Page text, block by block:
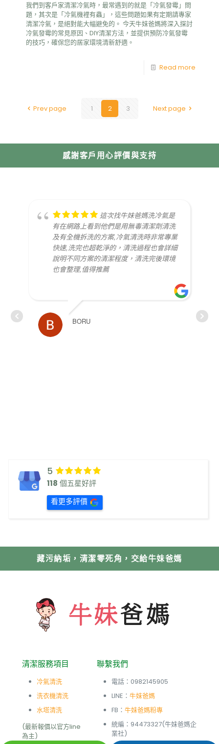
我們到客戶家清潔冷氣時，最常遇到的就是「冷氣發霉」問
題，其次是「冷氣機裡有蟲」，這些問題如果有定期請專家
清潔冷氣，是絕對能大幅避免的。 今天牛妹爸媽將深入探討
冷氣發霉的常見原因、DIY清潔方法，並提供預防冷氣發霉
的技巧，確保您的居家環境清新舒適。
Read more
Prev page 1 2 3 Next page
感謝客戶用心評價與支持
這次找牛妹爸媽洗冷氣是
有在網路上看到他們是用無毒清潔劑清洗
及有全機拆洗的方案,冷氣清洗時非常專業
快速,洗完也超乾淨的，清洗過程也會詳細
說明不同方案的清潔程度，清洗完後環境
也會整理,值得推薦
BORU
5
118 個五星好評
看更多評價
藏污納垢，清潔零死角，交給牛妹爸媽
清潔服務項目
冷氣清洗
洗衣機清洗
水塔清洗
(最新報價以官方line
為主)
聯繫我們
電話： 0982145905
LINE： 牛妹爸媽
FB： 牛妹爸媽粉專
統編：94473327(牛妹爸媽企
業社)